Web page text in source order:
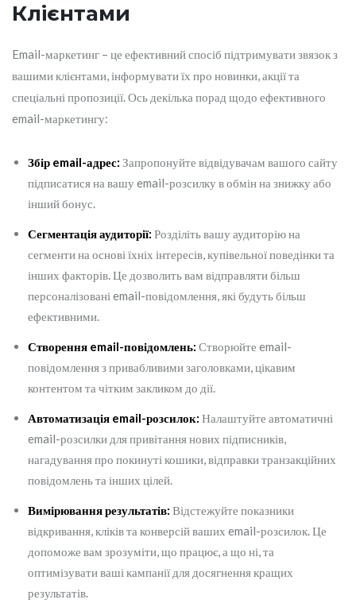
Клієнтами
Email-маркетинг – це ефективний спосіб підтримувати звязок з
вашими клієнтами, інформувати їх про новинки, акції та
спеціальні пропозиції. Ось декілька порад щодо ефективного
email-маркетингу:
Збір email-адрес: Запропонуйте відвідувачам вашого сайту
підписатися на вашу email-розсилку в обмін на знижку або
інший бонус.
Сегментація аудиторії: Розділіть вашу аудиторію на
сегменти на основі їхніх інтересів, купівельної поведінки та
інших факторів. Це дозволить вам відправляти більш
персоналізовані email-повідомлення, які будуть більш
ефективними.
Створення email-повідомлень: Створюйте email-
повідомлення з привабливими заголовками, цікавим
контентом та чітким закликом до дії.
Автоматизація email-розсилок: Налаштуйте автоматичні
email-розсилки для привітання нових підписників,
нагадування про покинуті кошики, відправки транзакційних
повідомлень та інших цілей.
Вимірювання результатів: Відстежуйте показники
відкривання, кліків та конверсій ваших email-розсилок. Це
допоможе вам зрозуміти, що працює, а що ні, та
оптимізувати ваші кампанії для досягнення кращих
результатів.